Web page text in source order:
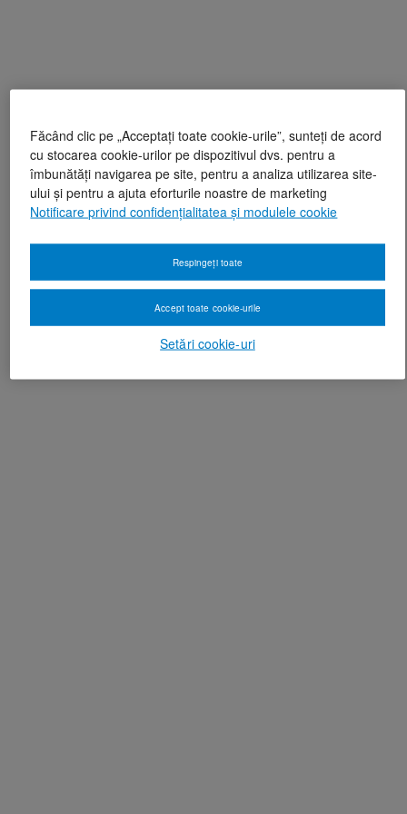
Făcând clic pe „Acceptați toate cookie-urile”, sunteți de acord
cu stocarea cookie-urilor pe dispozitivul dvs. pentru a
îmbunătăți navigarea pe site, pentru a analiza utilizarea site-
ului și pentru a ajuta eforturile noastre de marketing
Notificare privind confidențialitatea și modulele cookie
Setări cookie-uri
Respingeți toate
Accept toate cookie-urile